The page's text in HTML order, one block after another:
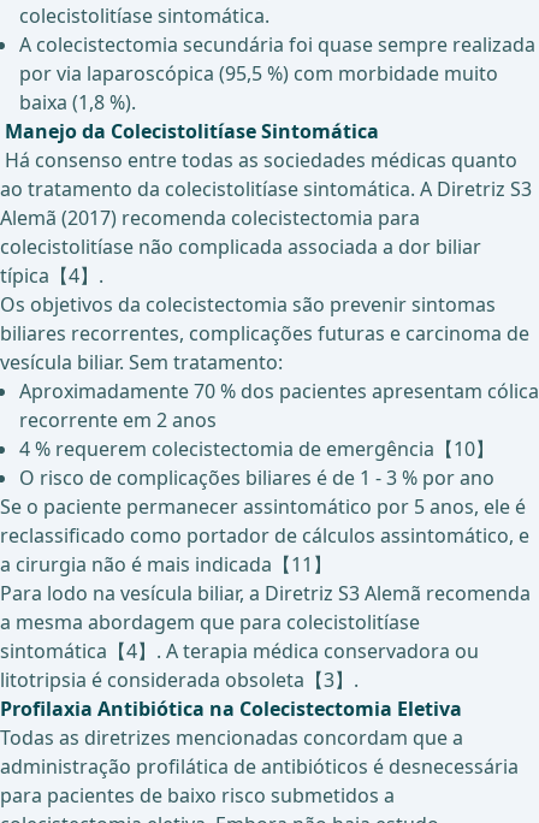
colecistolitíase sintomática.
A colecistectomia secundária foi quase sempre realizada
por via laparoscópica (95,5 %) com morbidade muito
baixa (1,8 %).
Manejo da Colecistolitíase Sintomática
Há consenso entre todas as sociedades médicas quanto
ao tratamento da colecistolitíase sintomática. A Diretriz S3
Alemã (2017) recomenda colecistectomia para
colecistolitíase não complicada associada a dor biliar
típica【4】.
Os objetivos da colecistectomia são prevenir sintomas
biliares recorrentes, complicações futuras e carcinoma de
vesícula biliar. Sem tratamento:
Aproximadamente 70 % dos pacientes apresentam cólica
recorrente em 2 anos
4 % requerem colecistectomia de emergência【10】
O risco de complicações biliares é de 1 - 3 % por ano
Se o paciente permanecer assintomático por 5 anos, ele é
reclassificado como portador de cálculos assintomático, e
a cirurgia não é mais indicada【11】
Para lodo na vesícula biliar, a Diretriz S3 Alemã recomenda
a mesma abordagem que para colecistolitíase
sintomática【4】. A terapia médica conservadora ou
litotripsia é considerada obsoleta【3】.
Profilaxia Antibiótica na Colecistectomia Eletiva
Todas as diretrizes mencionadas concordam que a
administração profilática de antibióticos é desnecessária
para pacientes de baixo risco submetidos a